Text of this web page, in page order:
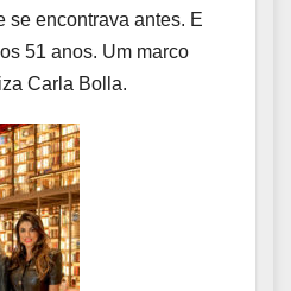
se encontrava antes. E
51 anos. Um marco
Carla Bolla.